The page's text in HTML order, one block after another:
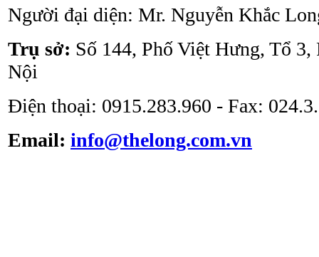
Tủ an toàn sinh học
Tủ cấy vô trùng ATV -
Người đại diện: Mr. Nguyễn Khắc
Trụ sở: Số 144, Phố Việt Hưng, Tổ
Nội
Điện thoại: 0915.283.960 - Fax:
Email: info@thelong.com.vn